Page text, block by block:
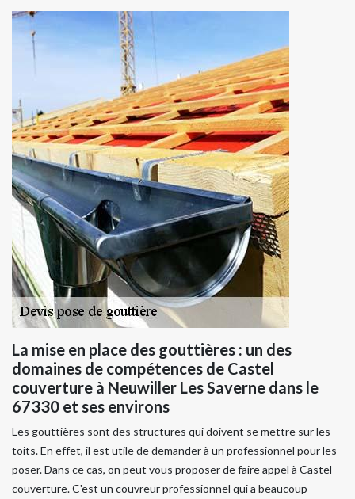
La mise en place des gouttières : un des
domaines de compétences de Castel
couverture à Neuwiller Les Saverne dans le
67330 et ses environs
Les gouttières sont des structures qui doivent se mettre sur les
toits. En effet, il est utile de demander à un professionnel pour les
poser. Dans ce cas, on peut vous proposer de faire appel à Castel
couverture. C'est un couvreur professionnel qui a beaucoup